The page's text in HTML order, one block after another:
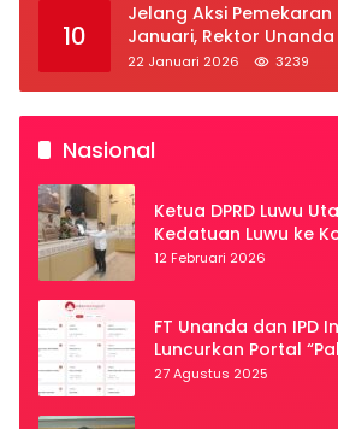
10
Jelang Aksi Pemekaran
Januari, Rektor
Liburkan Mahasiswa
22 Januari 2026 3239
Nasional
Ketua DPRD Luwu
Kedatuan Luwu ke
12 Februari 2026
FT Unanda dan IPD
Luncurkan Portal
Secara Virtual
27 Agustus 2025